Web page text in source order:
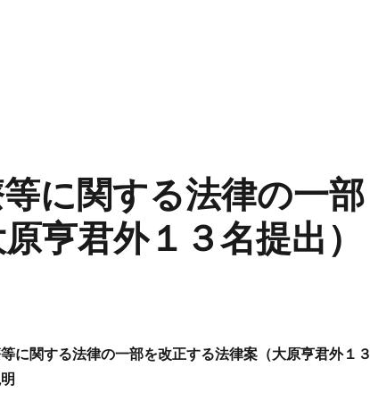
に関する法律の一部
亨君外１３名提出）
に関する法律の一部を改正する法律案（大原亨君外１３